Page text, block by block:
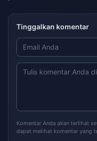
Tinggalkan komentar
Komentar Anda akan terlihat
dapat melihat komentar yang